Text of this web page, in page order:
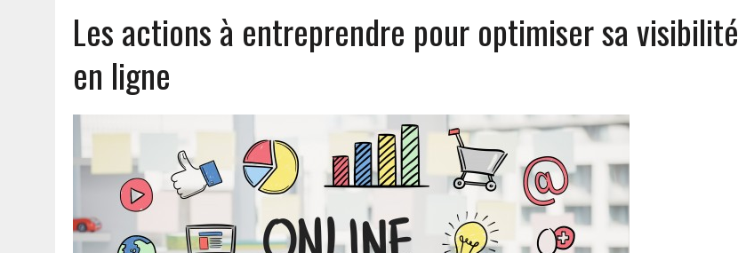
CHAUFFE EAU THERMOR NOTICE : GUIDE D’ENTRETIEN EFFICACE EN 2026
Les actions à entreprendre pour optimiser sa visibilité
en ligne